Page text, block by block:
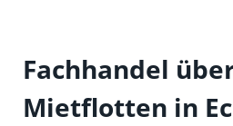
Fachhandel
Mietflotten in